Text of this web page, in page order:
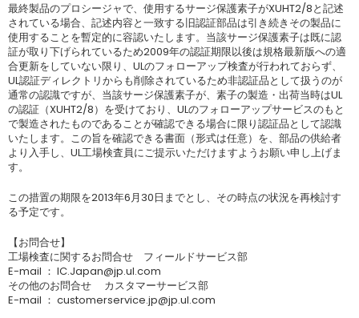
最終製品のプロシージャで、使用するサージ保護素子がXUHT2/8と記述
されている場合、記述内容と一致する旧認証部品は引き続きその製品に
使用することを暫定的に容認いたします。当該サージ保護素子は既に認
証が取り下げられているため2009年の認証期限以後は規格最新版への適
合更新をしていない限り、ULのフォローアップ検査が行われておらず、
UL認証ディレクトリからも削除されているため非認証品として扱うのが
通常の認識ですが、当該サージ保護素子が、素子の製造・出荷当時はUL
の認証（XUHT2/8）を受けており、ULのフォローアップサービスのもと
で製造されたものであることが確認できる場合に限り認証品として認識
いたします。この旨を確認できる書面（形式は任意）を、部品の供給者
より入手し、UL工場検査員にご提示いただけますようお願い申し上げま
す。
この措置の期限を2013年6月30日までとし、その時点の状況を再検討す
る予定です。
【お問合せ】
工場検査に関するお問合せ フィールドサービス部
E-mail ： IC.Japan@jp.ul.com
その他のお問合せ カスタマーサービス部
E-mail ： customerservice.jp@jp.ul.com